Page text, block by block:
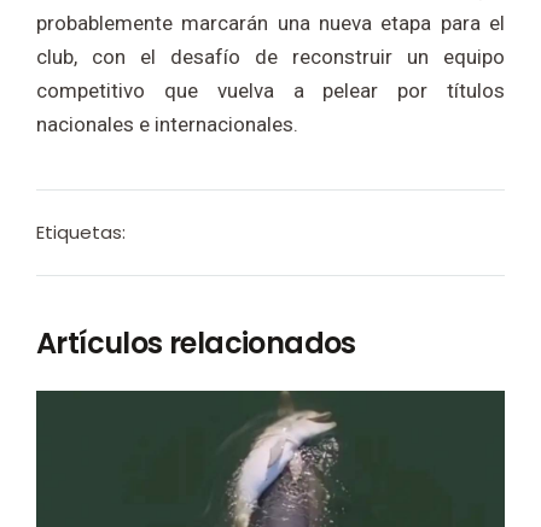
probablemente marcarán una nueva etapa para el
club, con el desafío de reconstruir un equipo
competitivo que vuelva a pelear por títulos
nacionales e internacionales.
Etiquetas:
Artículos relacionados